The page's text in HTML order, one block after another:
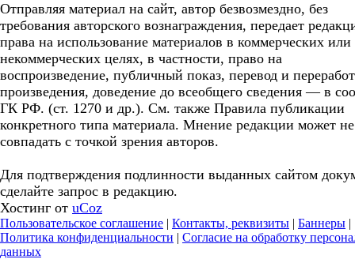
Отправляя материал на сайт, автор безвозмездно, без
требования авторского вознаграждения, передает
права на использование материалов в коммерческих или
некоммерческих целях, в частности, право на
воспроизведение, публичный показ, перевод и
произведения, доведение до всеобщего сведения — в
ГК РФ. (ст. 1270 и др.). См. также Правила публикации
конкретного типа материала. Мнение редакции может не
совпадать с точкой зрения авторов.
Для подтверждения подлинности выданных сайтом
сделайте запрос в редакцию.
Хостинг от uCoz
Пользовательское соглашение | Контакты, реквизиты | Баннеры |
Политика конфиденциальности | Согласие на обработку
данных